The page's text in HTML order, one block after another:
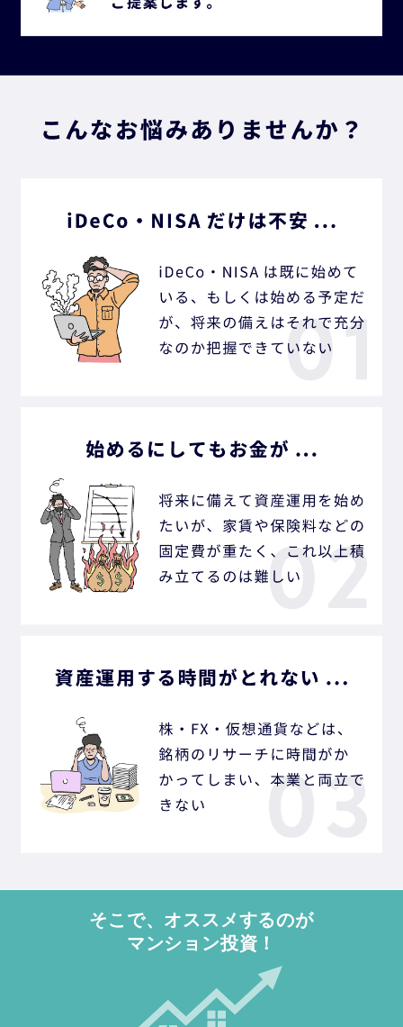
そこで、オススメするのが
マンション投資！